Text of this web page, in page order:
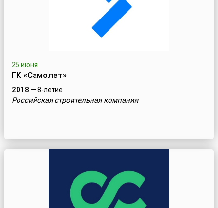
25 июня
ГК «Самолет»
2018 — 8-летие
Российская строительная компания